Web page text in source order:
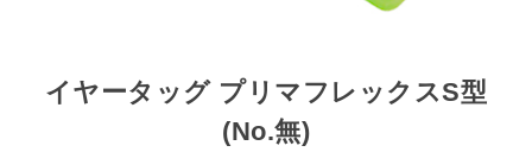
イヤータッグ プリマフレックスS型
(No.無)